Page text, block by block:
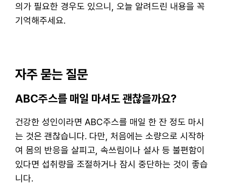
의가 필요한 경우도 있으니, 오늘 알려드린 내용을 꼭
기억해주세요.
자주 묻는 질문
ABC주스를 매일 마셔도 괜찮을까요?
건강한 성인이라면 ABC주스를 매일 한 잔 정도 마시
는 것은 괜찮습니다. 다만, 처음에는 소량으로 시작하
여 몸의 반응을 살피고, 속쓰림이나 설사 등 불편함이
있다면 섭취량을 조절하거나 잠시 중단하는 것이 좋습
니다.